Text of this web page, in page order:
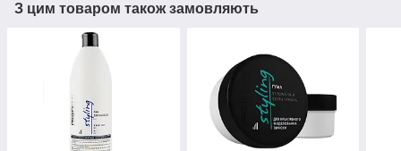
З цим товаром також замовляють